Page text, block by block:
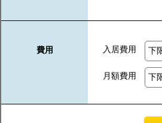
費用 入居費用
月額費用